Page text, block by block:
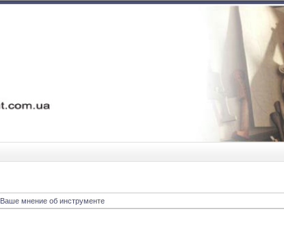
Ваше мнение об инструменте